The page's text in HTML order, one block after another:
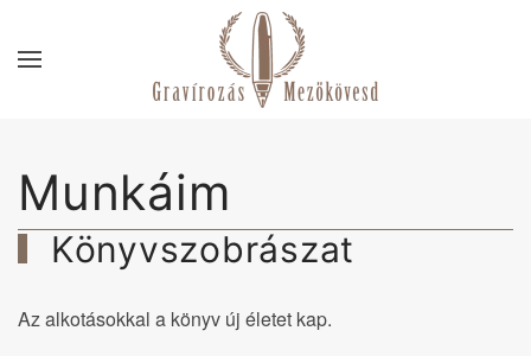
Skip to main content
Munkáim
Könyvszobrászat
Az alkotásokkal a könyv új életet kap.